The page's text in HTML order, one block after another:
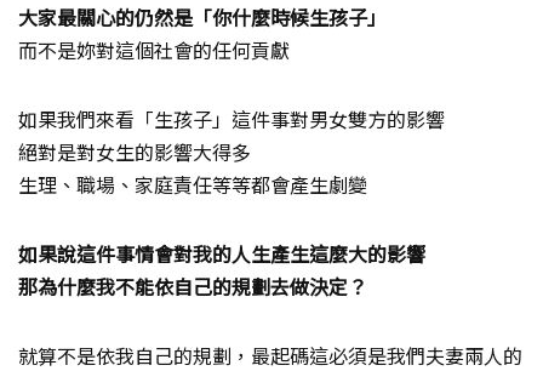
大家最關心的仍然是「你什麼時候生孩子」
而不是妳對這個社會的任何貢獻
如果我們來看「生孩子」這件事對男女雙方的影響
絕對是對女生的影響大得多
生理、職場、家庭責任等等都會產生劇變
如果說這件事情會對我的人生產生這麼大的影響
那為什麼我不能依自己的規劃去做決定？
就算不是依我自己的規劃，最起碼這必須是我們夫妻兩人的